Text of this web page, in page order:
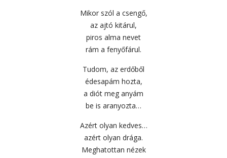
Mikor szól a csengő,
az ajtó kitárul,
piros alma nevet
rám a fenyőfárul.
Tudom, az erdőből
édesapám hozta,
a diót meg anyám
be is aranyozta…
Azért olyan kedves…
azért olyan drága.
Meghatottan nézek